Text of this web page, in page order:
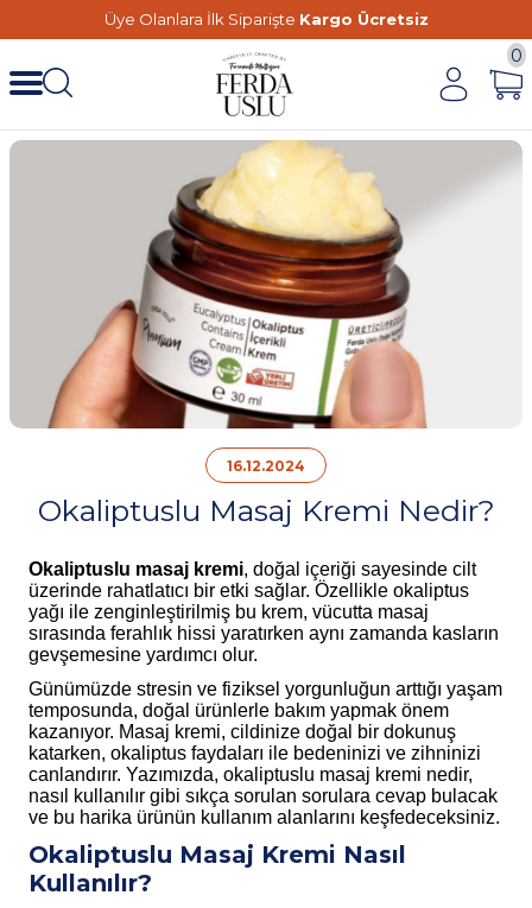
Üye Olanlara İlk Siparişte Kargo Ücretsiz
0
16.12.2024
Okaliptuslu Masaj Kremi Nedir?
Okaliptuslu masaj kremi, doğal içeriği sayesinde cilt
üzerinde rahatlatıcı bir etki sağlar. Özellikle okaliptus
yağı ile zenginleştirilmiş bu krem, vücutta masaj
sırasında ferahlık hissi yaratırken aynı zamanda kasların
gevşemesine yardımcı olur.
Günümüzde stresin ve fiziksel yorgunluğun arttığı yaşam
temposunda, doğal ürünlerle bakım yapmak önem
kazanıyor. Masaj kremi, cildinize doğal bir dokunuş
katarken, okaliptus faydaları ile bedeninizi ve zihninizi
canlandırır. Yazımızda, okaliptuslu masaj kremi nedir,
nasıl kullanılır gibi sıkça sorulan sorulara cevap bulacak
ve bu harika ürünün kullanım alanlarını keşfedeceksiniz.
Okaliptuslu Masaj Kremi Nasıl
Kullanılır?